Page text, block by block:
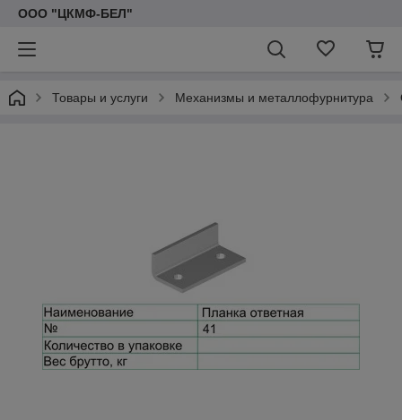
ООО "ЦКМФ-БЕЛ"
Товары и услуги Механизмы и металлофурнитура